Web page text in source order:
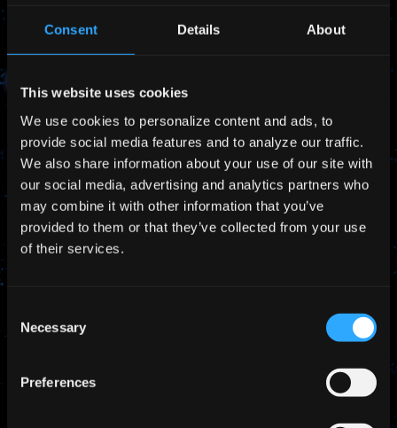
Consent Details About
This website uses cookies
We use cookies to personalize content and ads, to
provide social media features and to analyze our traffic.
We also share information about your use of our site with
our social media, advertising and analytics partners who
may combine it with other information that you’ve
provided to them or that they’ve collected from your use
of their services.
Selection
Necessary
Preferences
NEDO STSに採択されました